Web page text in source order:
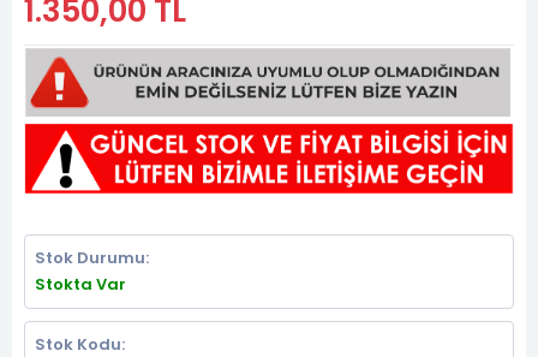
1.350,00 TL
Stok Durumu:
Stokta Var
Stok Kodu: